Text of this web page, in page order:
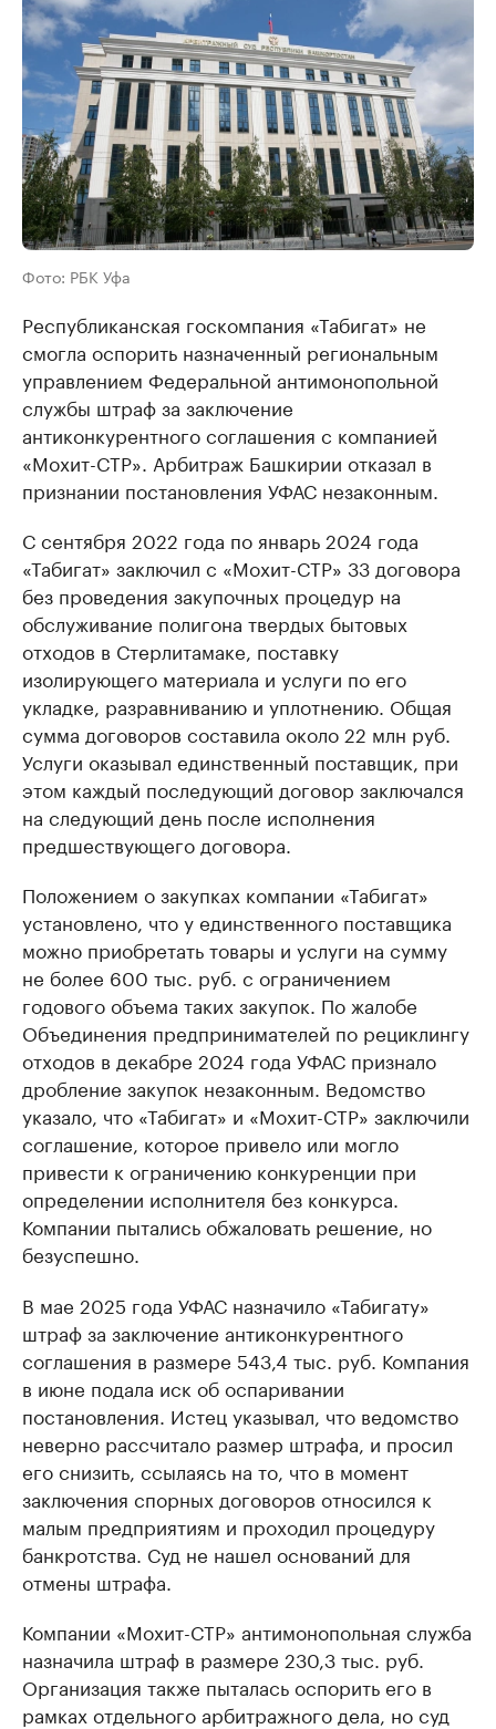
Фото: РБК Уфа
Республиканская госкомпания «Табигат» не
смогла оспорить назначенный региональным
управлением Федеральной антимонопольной
службы штраф за заключение
антиконкурентного соглашения с компанией
«Мохит-СТР». Арбитраж Башкирии отказал в
признании постановления УФАС незаконным.
С сентября 2022 года по январь 2024 года
«Табигат» заключил с «Мохит-СТР» 33 договора
без проведения закупочных процедур на
обслуживание полигона твердых бытовых
отходов в Стерлитамаке, поставку
изолирующего материала и услуги по его
укладке, разравниванию и уплотнению. Общая
сумма договоров составила около 22 млн руб.
Услуги оказывал единственный поставщик, при
этом каждый последующий договор заключался
на следующий день после исполнения
предшествующего договора.
Положением о закупках компании «Табигат»
установлено, что у единственного поставщика
можно приобретать товары и услуги на сумму
не более 600 тыс. руб. с ограничением
годового объема таких закупок. По жалобе
Объединения предпринимателей по рециклингу
отходов в декабре 2024 года УФАС признало
дробление закупок незаконным. Ведомство
указало, что «Табигат» и «Мохит-СТР» заключили
соглашение, которое привело или могло
привести к ограничению конкуренции при
определении исполнителя без конкурса.
Компании пытались обжаловать решение, но
безуспешно.
В мае 2025 года УФАС назначило «Табигату»
штраф за заключение антиконкурентного
соглашения в размере 543,4 тыс. руб. Компания
в июне подала иск об оспаривании
постановления. Истец указывал, что ведомство
неверно рассчитало размер штрафа, и просил
его снизить, ссылаясь на то, что в момент
заключения спорных договоров относился к
малым предприятиям и проходил процедуру
банкротства. Суд не нашел оснований для
отмены штрафа.
Компании «Мохит-СТР» антимонопольная служба
назначила штраф в размере 230,3 тыс. руб.
Организация также пыталась оспорить его в
рамках отдельного арбитражного дела, но суд